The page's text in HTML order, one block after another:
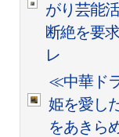
がり芸能
断絶を要
レ
≪中華ド
姫を愛し
をあきら